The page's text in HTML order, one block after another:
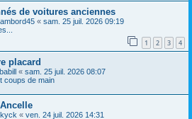
de voitures anciennes
« sam. 25 juil. 2026 09:19
1 2 3 4
placard
« sam. 25 juil. 2026 08:07
coups de main
« ven. 24 juil. 2026 14:31